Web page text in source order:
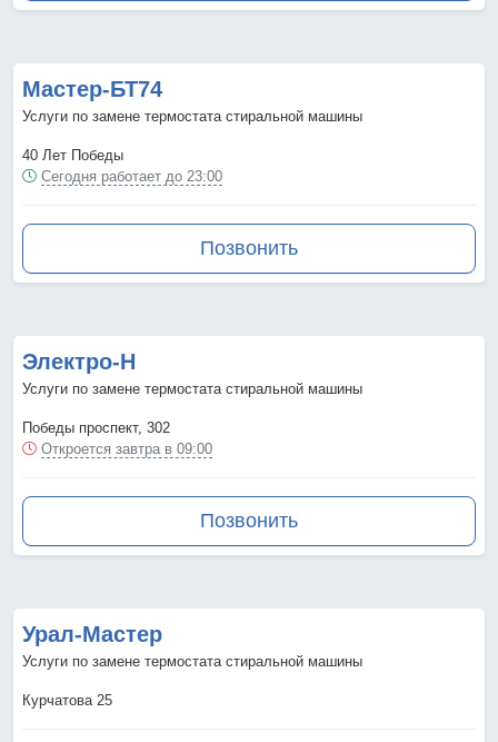
Мастер-БТ74
Услуги по замене термостата стиральной машины
40 Лет Победы
Сегодня работает до 23:00
Позвонить
Электро-Н
Услуги по замене термостата стиральной машины
Победы проспект, 302
Откроется завтра в 09:00
Позвонить
Урал-Мастер
Услуги по замене термостата стиральной машины
Курчатова 25